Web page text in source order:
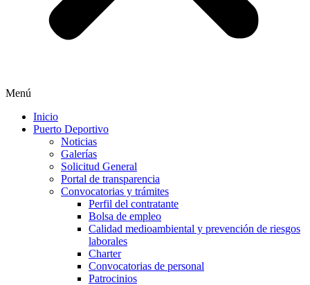
Menú
Inicio
Puerto Deportivo
Noticias
Galerías
Solicitud General
Portal de transparencia
Convocatorias y trámites
Perfil del contratante
Bolsa de empleo
Calidad medioambiental y prevención de riesgos
laborales
Charter
Convocatorias de personal
Patrocinios